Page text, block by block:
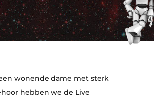
wonende dame met sterk
hebben we de Live